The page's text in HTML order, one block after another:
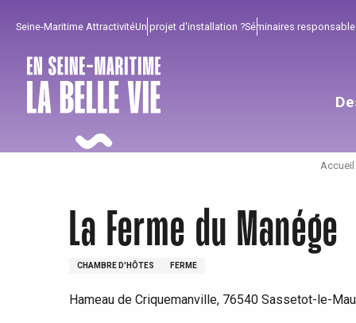
principal
Seine-Maritime AttractivitéUn projet d'installation ?Séminaires
Accueil
La Ferme du Manége
CHAMBRE D'HÔTES FERME
Hameau de Criquemanville, 76540 Sassetot-le-